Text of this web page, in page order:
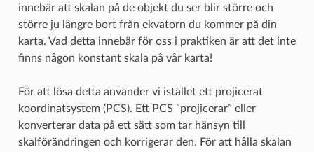
innebär att skalan på de objekt du ser blir större och
större ju längre bort från ekvatorn du kommer på din
karta. Vad detta innebär för oss i praktiken är att det inte
finns någon konstant skala på vår karta!
För att lösa detta använder vi istället ett projicerat
koordinatsystem (PCS). Ett PCS ”projicerar” eller
konverterar data på ett sätt som tar hänsyn till
skalförändringen och korrigerar den. För att hålla skalan